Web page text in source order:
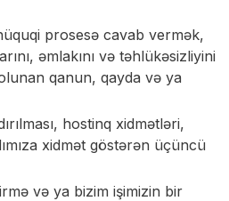
prosesə cavab vermək,
əmlakını və təhlükəsizliyini
qanun, qayda və ya
hostinq xidmətləri,
xidmət göstərən üçüncü
və ya bizim işimizin bir